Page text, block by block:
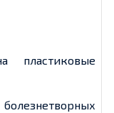
пластиковые